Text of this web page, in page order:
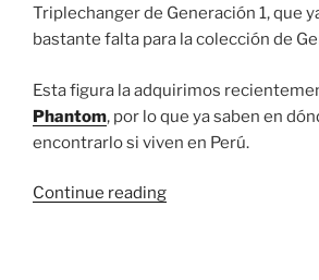
Triplechanger de Generación 1, que
bastante falta para la colección de
Esta figura la adquirimos
Phantom, por lo que ya saben en
encontrarlo si viven en Perú.
Continue reading“Vista